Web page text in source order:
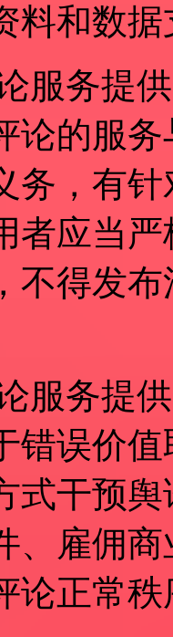
料和数
服务提
论的服
务，有
者应当
不得发
服务提
错误价
式干预
、雇佣
论正常